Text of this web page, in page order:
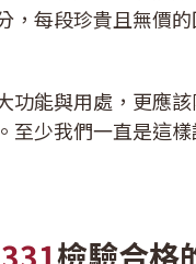
，每段珍貴且無價
功能與用處，更應
至少我們一直是這樣